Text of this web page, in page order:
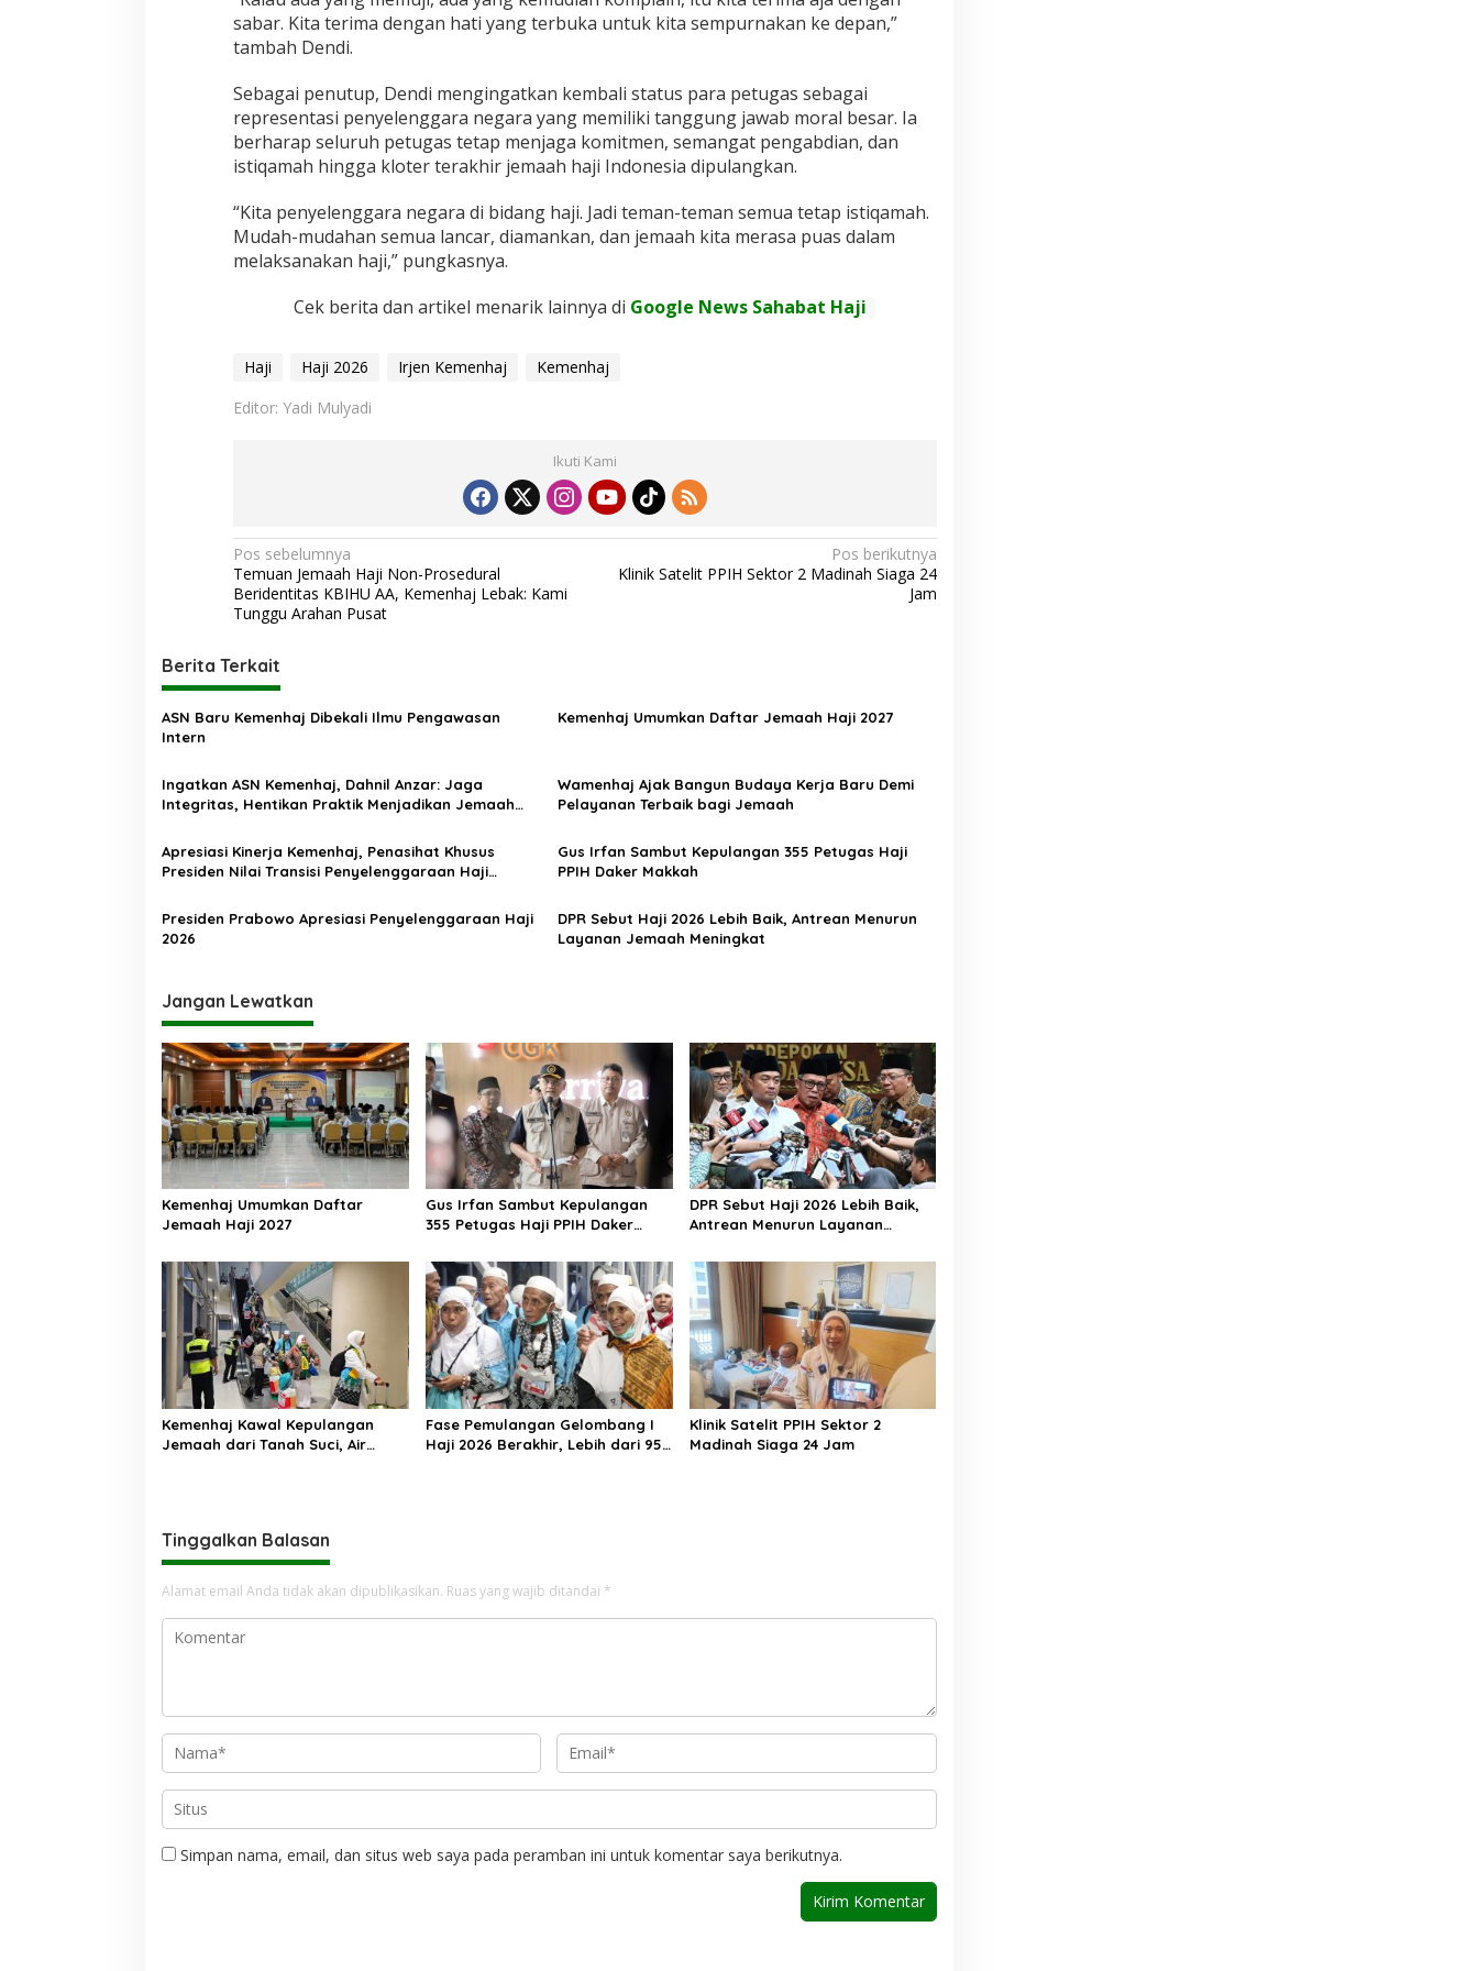
sabar. Kita terima dengan hati yang terbuka untuk kita sempurnakan ke depan,”
tambah Dendi.
Sebagai penutup, Dendi mengingatkan kembali status para petugas sebagai
representasi penyelenggara negara yang memiliki tanggung jawab moral besar. Ia
berharap seluruh petugas tetap menjaga komitmen, semangat pengabdian, dan
istiqamah hingga kloter terakhir jemaah haji Indonesia dipulangkan.
“Kita penyelenggara negara di bidang haji. Jadi teman-teman semua tetap istiqamah.
Mudah-mudahan semua lancar, diamankan, dan jemaah kita merasa puas dalam
melaksanakan haji,” pungkasnya.
Cek berita dan artikel menarik lainnya di Google News Sahabat Haji
Haji Haji 2026 Irjen Kemenhaj
Kemenhaj
Editor: Yadi Mulyadi
Ikuti Kami
N
a
v
g
a
i
p
s
Pos sebelumnya
Temuan Jemaah Haji Non-Prosedural
Beridentitas KBIHU AA, Kemenhaj Lebak: Kami
Tunggu Arahan Pusat
Pos berikutnya
Klinik Satelit PPIH Sektor 2 Madinah Siaga 24
Jam
Berita Terkait
ASN Baru Kemenhaj Dibekali Ilmu Pengawasan
Intern
Kemenhaj Umumkan Daftar Jemaah Haji 2027
Ingatkan ASN Kemenhaj, Dahnil Anzar: Jaga
Integritas, Hentikan Praktik Menjadikan Jemaah
Wamenhaj Ajak Bangun Budaya Kerja Baru Demi
Pelayanan Terbaik bagi Jemaah
Apresiasi Kinerja Kemenhaj, Penasihat Khusus
Presiden Nilai Transisi Penyelenggaraan Haji
Gus Irfan Sambut Kepulangan 355 Petugas Haji
PPIH Daker Makkah
Presiden Prabowo Apresiasi Penyelenggaraan Haji
2026
DPR Sebut Haji 2026 Lebih Baik, Antrean Menurun
Layanan Jemaah Meningkat
Jangan Lewatkan
Kemenhaj Umumkan Daftar
Jemaah Haji 2027
Gus Irfan Sambut Kepulangan
355 Petugas Haji PPIH Daker
DPR Sebut Haji 2026 Lebih Baik,
Antrean Menurun Layanan
Kemenhaj Kawal Kepulangan
Jemaah dari Tanah Suci, Air
Fase Pemulangan Gelombang I
Haji 2026 Berakhir, Lebih dari 95
Klinik Satelit PPIH Sektor 2
Madinah Siaga 24 Jam
Tinggalkan Balasan
Alamat email Anda tidak akan dipublikasikan. Ruas yang wajib ditandai *
Simpan nama, email, dan situs web saya pada peramban ini untuk komentar saya berikutnya.